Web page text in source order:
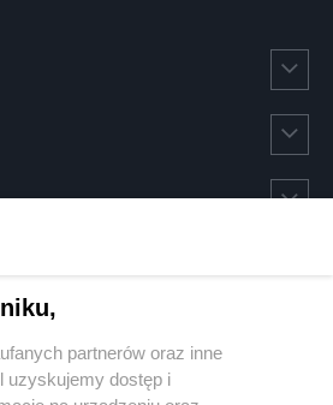
partnerów oraz inne
uzyskujemy dostęp i